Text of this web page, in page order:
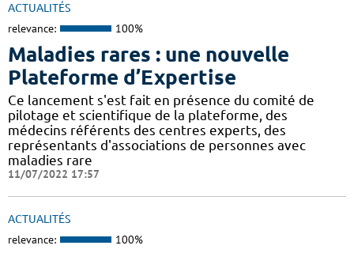
ACTUALITÉS
relevance: 100%
Maladies rares : une nouvelle
Plateforme d’Expertise
Ce lancement s'est fait en présence du comité de
pilotage et scientifique de la plateforme, des
médecins référents des centres experts, des
représentants d'associations de personnes avec
maladies rare
11/07/2022 17:57
ACTUALITÉS
relevance: 100%